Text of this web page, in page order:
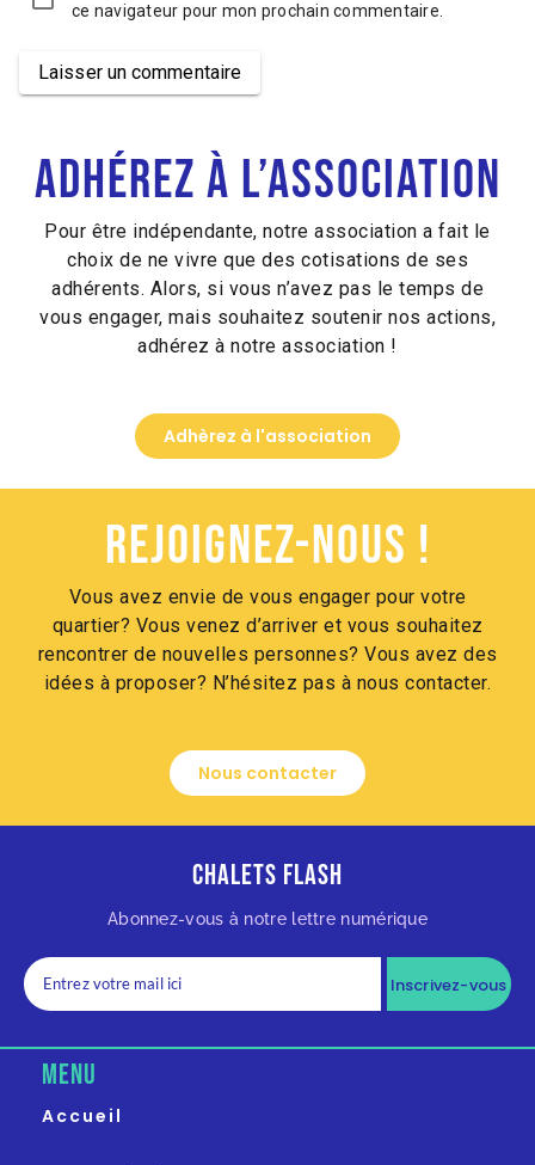
ce navigateur pour mon prochain commentaire.
Laisser un commentaire
Adhérez à l’association
Pour être indépendante, notre association a fait le
choix de ne vivre que des cotisations de ses
adhérents. Alors, si vous n’avez pas le temps de
vous engager, mais souhaitez soutenir nos actions,
adhérez à notre association !
Adhèrez à l'association
Rejoignez-nous !
Vous avez envie de vous engager pour votre
quartier? Vous venez d’arriver et vous souhaitez
rencontrer de nouvelles personnes? Vous avez des
idées à proposer? N’hésitez pas à nous contacter.
Nous contacter
Chalets Flash
Abonnez-vous à notre lettre numérique
Inscrivez-vous
MENU
Accueil